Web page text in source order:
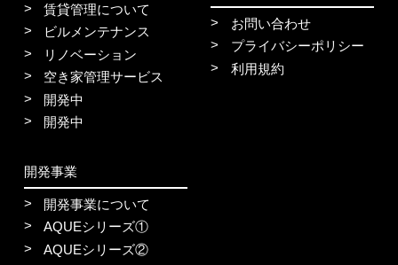
賃貸管理について
ビルメンテナンス
リノベーション
空き家管理サービス
開発中
開発中
開発事業
開発事業について
AQUEシリーズ①
AQUEシリーズ②
お問い合わせ
プライバシーポリシー
利用規約